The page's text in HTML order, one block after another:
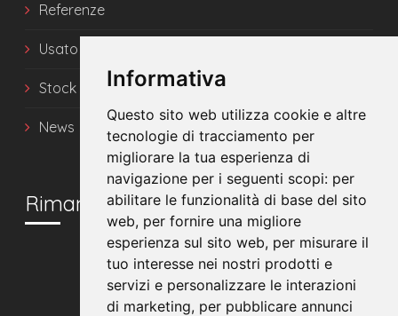
Informativa
Questo sito web utilizza cookie e altre
tecnologie di tracciamento per
migliorare la tua esperienza di
navigazione per i seguenti scopi: per
abilitare le funzionalità di base del sito
web, per fornire una migliore
esperienza sul sito web, per misurare il
tuo interesse nei nostri prodotti e
servizi e personalizzare le interazioni
di marketing, per pubblicare annunci
Referenze
Usato
Stock
News
Rimani in contatto